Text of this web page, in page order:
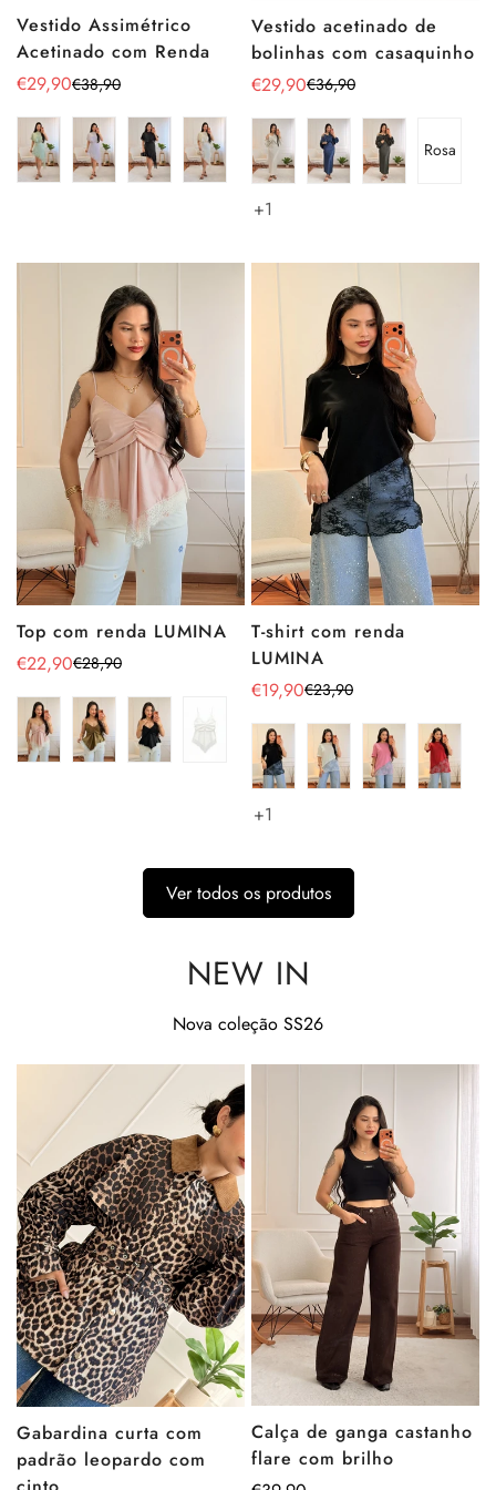
Vestido Assimétrico
Acetinado com Renda
Preço
de
venda
€29,90
Preço
regular
€38,90
Vestido acetinado de
bolinhas com casaquinho
Preço
de
venda
€29,90
Preço
regular
€36,90
Rosa
+1
Top com renda LUMINA
Preço
de
venda
€22,90
Preço
regular
€28,90
T-shirt com renda
LUMINA
Preço
de
venda
€19,90
Preço
regular
€23,90
+1
Ver todos os produtos
NEW IN
Nova coleção SS26
Gabardina curta com
padrão leopardo com
Calça de ganga castanho
flare com brilho